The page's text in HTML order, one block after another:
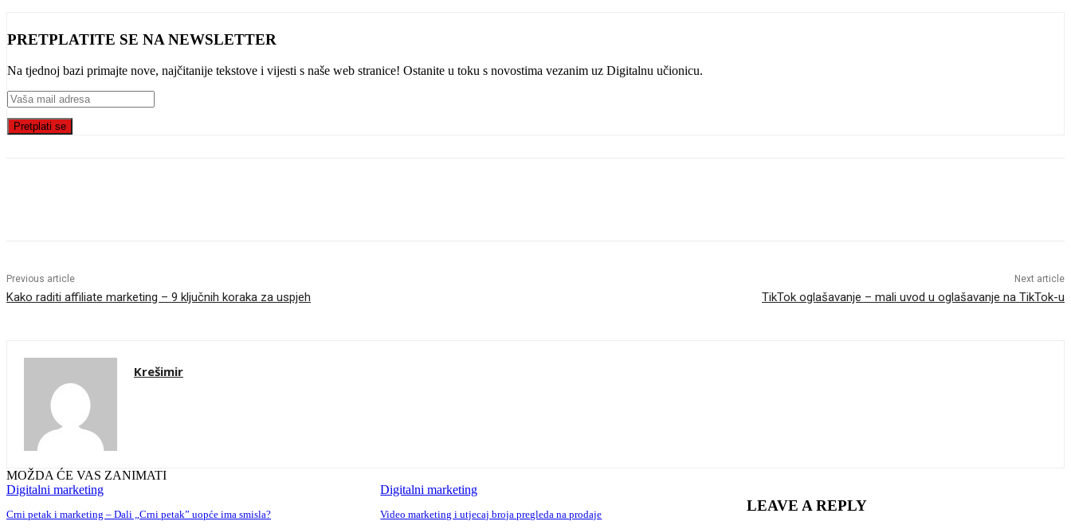
PRETPLATITE SE NA NEWSLETTER
Na tjednoj bazi primajte nove, najčitanije tekstove i vijesti s naše web stranice! Ostanite u toku s novostima vezanim uz Digitalnu učionicu.
Pretplati se
Previous article
Kako raditi affiliate marketing – 9 ključnih koraka za uspjeh
Next article
TikTok oglašavanje – mali uvod u oglašavanje na TikTok-u
Krešimir
MOŽDA ĆE VAS ZANIMATI
Digitalni marketing
Crni petak i marketing – Dali „Crni petak” uopće ima smisla?
Digitalni marketing
Video marketing i utjecaj broja pregleda na prodaje LEAVE A REPLY